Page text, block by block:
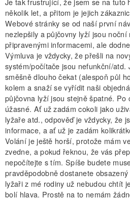
několik let, a přitom je jejich
Webové stránky se od naší první
nezlepšily a půjčovny lyží jsou
připravenými informacemi, ale
Výmluva je vždycky, že přešli na
systém/počítače jsou nefunkční/atd.
směšně dlouho čekat (alespoň půl
kolem a snaží se vyřídit naši
půjčovna lyží jsou stejně špatné. Po
úžasné. Ať už zadám cokoli jako
lyžaře atd., odpověď je vždycky, že
informace, a ať už je zadám
Volání je ještě horší, protože mám
zvedne, a pokud řeknou, že vás
nepočítejte s tím. Spíše budete
pravděpodobně dostanete
lyžaři z mé rodiny už nebudou chtít
bolí hlava. Prostě na to nemám